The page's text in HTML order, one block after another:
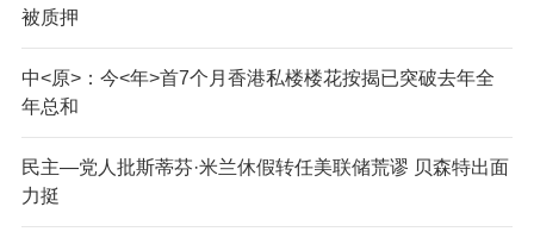
被质押
中<原>：今<年>首7个月香港私楼楼花按揭已突破去年全
年总和
民主—党人批斯蒂芬·米兰休假转任美联储荒谬 贝森特出面
力挺